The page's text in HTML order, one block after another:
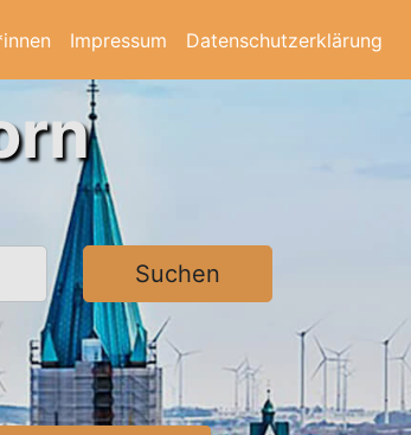
Impressum Datenschutzerklärung
Suchen